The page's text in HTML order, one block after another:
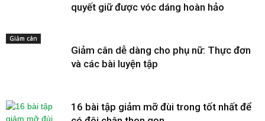
quyết giữ được vóc dáng hoàn hảo
Giảm cân
Giảm cân dễ dàng cho phụ nữ: Thực đơn
và các bài luyện tập
16 bài tập giảm mỡ đùi trong tốt nhất để